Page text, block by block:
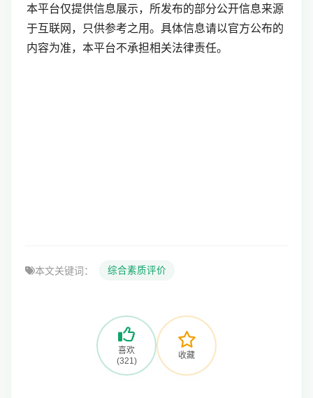
本平台仅提供信息展示，所发布的部分公开信息来源
于互联网，只供参考之用。具体信息请以官方公布的
内容为准，本平台不承担相关法律责任。
本文关键词： 综合素质评价
喜欢
(321)
收藏